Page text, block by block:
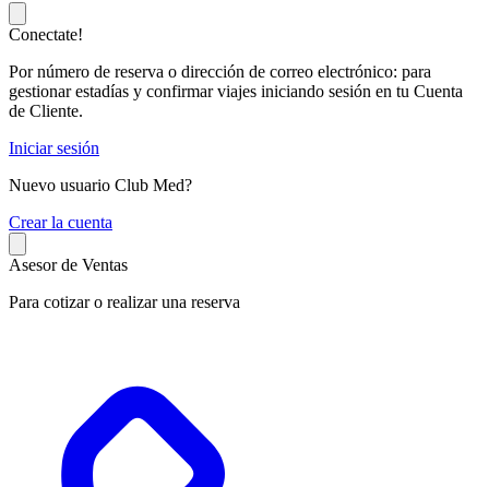
Conectate!
Por número de reserva o dirección de correo electrónico: para
gestionar estadías y confirmar viajes iniciando sesión en tu Cuenta
de Cliente.
Iniciar sesión
Nuevo usuario Club Med?
Crear la cuenta
Asesor de Ventas
Para cotizar o realizar una reserva